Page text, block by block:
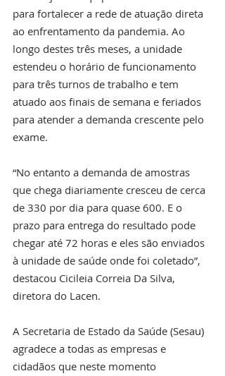
para fortalecer a rede de atuação direta
ao enfrentamento da pandemia. Ao
longo destes três meses, a unidade
estendeu o horário de funcionamento
para três turnos de trabalho e tem
atuado aos finais de semana e feriados
para atender a demanda crescente pelo
exame.
“No entanto a demanda de amostras
que chega diariamente cresceu de cerca
de 330 por dia para quase 600. E o
prazo para entrega do resultado pode
chegar até 72 horas e eles são enviados
à unidade de saúde onde foi coletado”,
destacou Cicileia Correia Da Silva,
diretora do Lacen.
A Secretaria de Estado da Saúde (Sesau)
agradece a todas as empresas e
cidadãos que neste momento